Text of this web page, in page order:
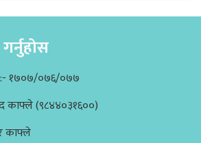
:- १७०७/०७६/०७७
काफ्ले (९८४४०३१६००)
काफ्ले